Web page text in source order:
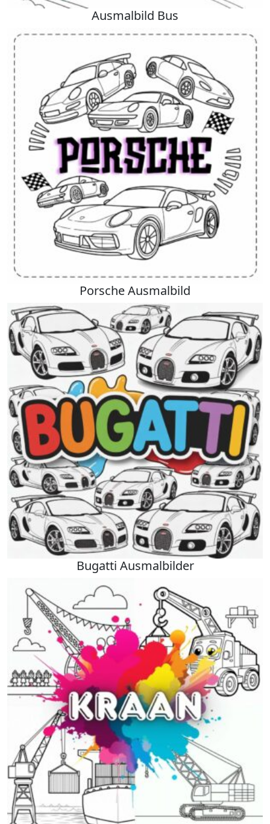
Ausmalbild Bus
Porsche Ausmalbild
Bugatti Ausmalbilder